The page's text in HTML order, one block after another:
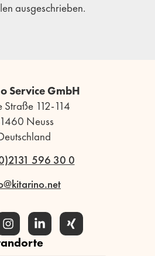
ausgeschrieben.
Service GmbH
Straße 112-114
Neuss
596 30 0